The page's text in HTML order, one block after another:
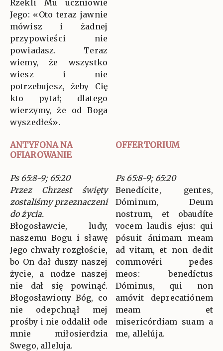
Rzekli Mu uczniowie
Jego: «Oto teraz jawnie
mówisz i żadnej
przypowieści nie
powiadasz. Teraz
wiemy, że wszystko
wiesz i nie
potrzebujesz, żeby Cię
kto pytał; dlatego
wierzymy, że od Boga
wyszedłeś».
ANTYFONA NA
OFIAROWANIE
OFFERTORIUM
Ps 65:8-9; 65:20
Przez Chrzest święty
zostaliśmy przeznaczeni
do życia.
Błogosławcie, ludy,
naszemu Bogu i sławę
Jego chwały rozgłoście,
bo On dał duszy naszej
życie, a nodze naszej
nie dał się powinąć.
Błogosławiony Bóg, co
nie odepchnął mej
prośby i nie oddalił ode
mnie miłosierdzia
Swego, alleluja.
Ps 65:8-9; 65:20
Benedícite, gentes,
Dóminum, Deum
nostrum, et obaudíte
vocem laudis ejus: qui
pósuit ánimam meam
ad vitam, et non dedit
commovéri pedes
meos: benedíctus
Dóminus, qui non
amóvit deprecatiónem
meam et
misericórdiam suam a
me, allelúja.